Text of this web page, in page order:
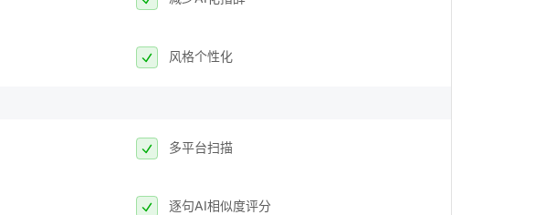
风格个性化
多平台扫描
逐句AI相似度评分